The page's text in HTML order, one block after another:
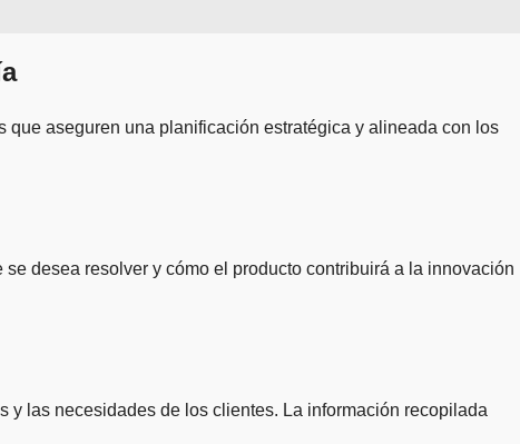
aseguren una planificación estratégica y alineada con los
desea resolver y cómo el producto contribuirá a la innovación
las necesidades de los clientes. La información recopilada